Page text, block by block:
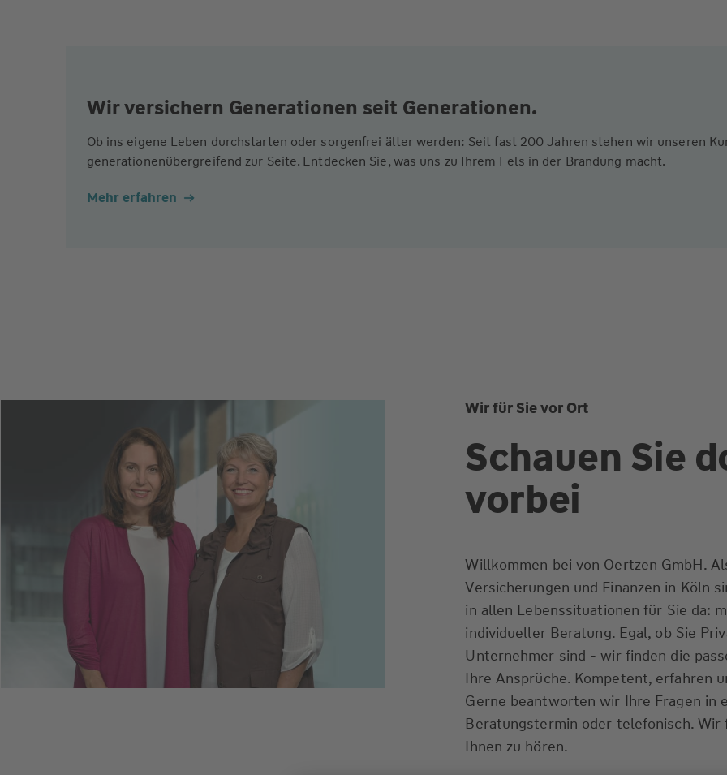
Wir versichern Generationen seit Generationen.
Ob ins eigene Leben durchstarten oder sorgenfrei älter werden: Seit fast 200 Jahren stehen wir unseren
generationenübergreifend zur Seite. Entdecken Sie, was uns zu Ihrem Fels in der Brandung macht.
Mehr erfahren
Wir für Sie vor Ort
Schauen Sie
vorbei
Willkommen bei von Oertzen GmbH.
Versicherungen und Finanzen in Köln
in allen Lebenssituationen für Sie da:
individueller Beratung. Egal, ob Sie
Unternehmer sind - wir finden die
Ihre Ansprüche. Kompetent, erfahren
Gerne beantworten wir Ihre Fragen in
Beratungstermin oder telefonisch. Wir
Ihnen zu hören.